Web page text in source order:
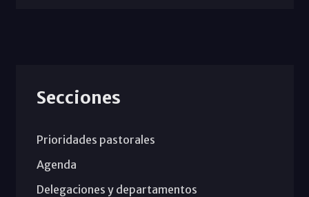
Secciones
Prioridades pastorales
Agenda
Delegaciones y departamentos